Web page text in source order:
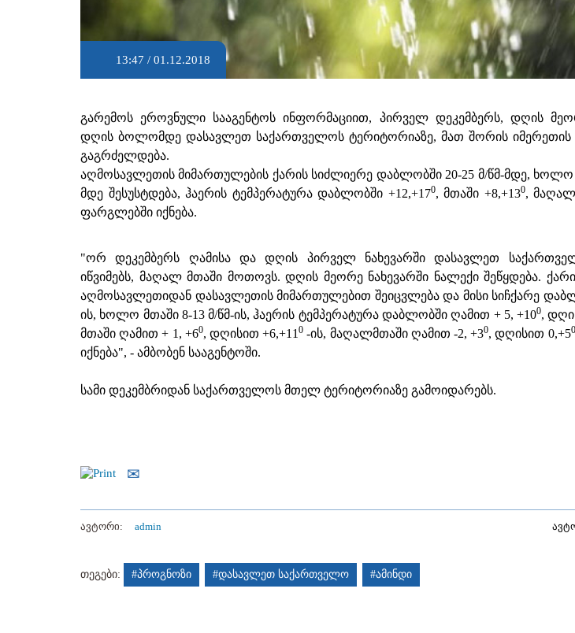
13:47 / 01.12.2018
გარემოს ეროვნული სააგენტოს ინფორმაციით, პირველ დეკემბერს, დღის
დღის ბოლომდე დასავლეთ საქართველოს ტერიტორიაზე, მათ შორის იმერეთის
გაგრძელდება.
აღმოსავლეთის მიმართულების ქარის სიძლიერე დაბლობში 20-25 მ/წმ-მდე, ხოლო
მდე შესუსტდება, ჰაერის ტემპერატურა დაბლობში +12,+170, მთაში +8,+130, მაღალ
ფარგლებში იქნება.
"ორ დეკემბერს ღამისა და დღის პირველ ნახევარში დასავლეთ
იწვიმებს, მაღალ მთაში მოთოვს. დღის მეორე ნახევარში ნალექი შეწყდება.
აღმოსავლეთიდან დასავლეთის მიმართულებით შეიცვლება და მისი სიჩქარე
ის, ხოლო მთაში 8-13 მ/წმ-ის, ჰაერის ტემპერატურა დაბლობში ღამით + 5, +100,
მთაში ღამით + 1, +60, დღისით +6,+110 -ის, მაღალმთაში ღამით -2, +30, დღისით 0,+50
იქნება", - ამბობენ სააგენტოში.
სამი დეკემბრიდან საქართველოს მთელ ტერიტორიაზე გამოიდარებს.
ავტორი: admin
თეგები: #პროგნოზი #დასავლეთ საქართველო #ამინდი